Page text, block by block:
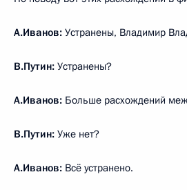
А.Иванов: Устранены, Владимир
В.Путин: Устранены?
А.Иванов: Больше расхождений
В.Путин: Уже нет?
А.Иванов: Всё устранено.